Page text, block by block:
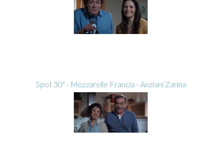
Spot 30" - Mozzarelle Francia - Anziani Zarina